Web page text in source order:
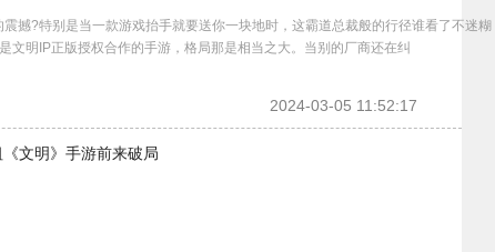
?特别是当一款游戏抬手就要送你一块地时，这霸道总裁般的行径谁看了不迷糊
明IP正版授权合作的手游，格局那是相当之大。当别的厂商还在纠
2024-03-05 11:52:17
文明》手游前来破局